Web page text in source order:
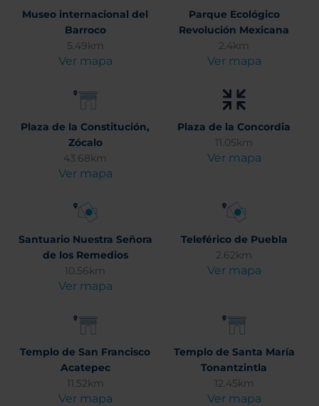
Museo internacional del
Barroco
5.49km
Ver mapa
Parque Ecológico
Revolución Mexicana
2.4km
Ver mapa
Plaza de la Constitución,
Zócalo
43.68km
Ver mapa
Plaza de la Concordia
11.05km
Ver mapa
Santuario Nuestra Señora
de los Remedios
10.56km
Ver mapa
Teleférico de Puebla
2.62km
Ver mapa
Templo de San Francisco
Acatepec
11.52km
Ver mapa
Templo de Santa María
Tonantzintla
12.45km
Ver mapa